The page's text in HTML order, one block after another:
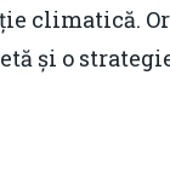
climatică.
și o